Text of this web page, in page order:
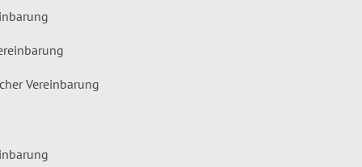
Vereinbarung